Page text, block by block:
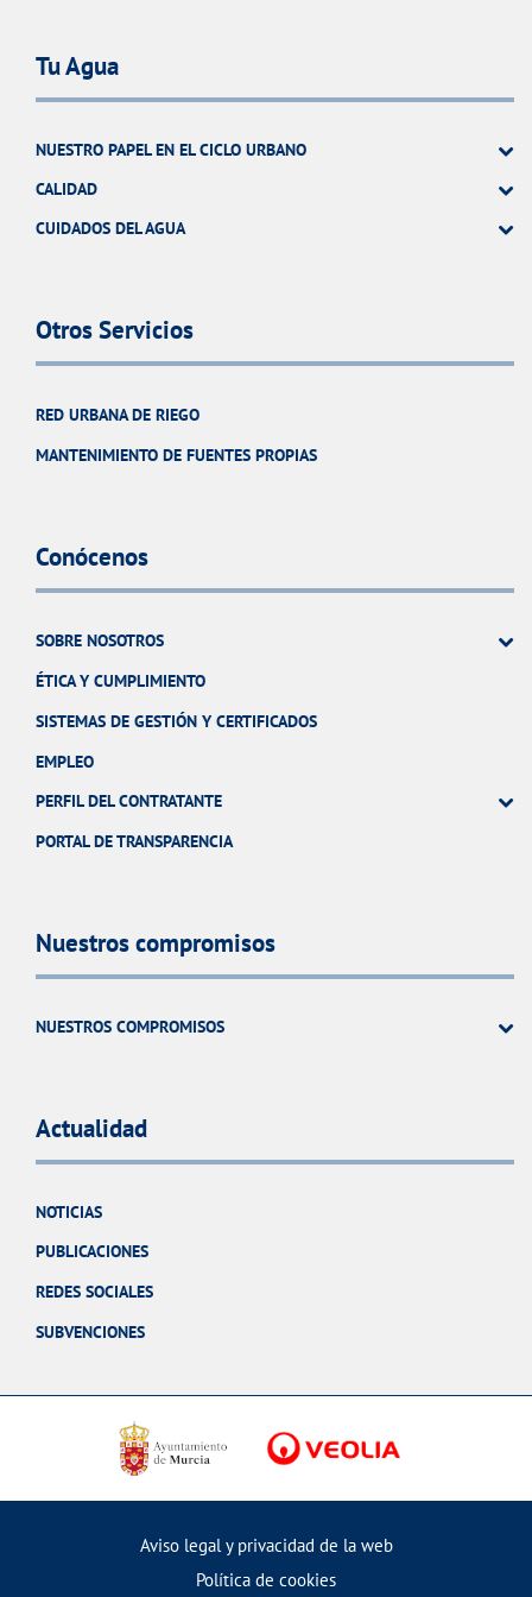
Tu Agua
NUESTRO PAPEL EN EL CICLO URBANO
CALIDAD
CUIDADOS DEL AGUA
Otros Servicios
RED URBANA DE RIEGO
MANTENIMIENTO DE FUENTES PROPIAS
Conócenos
SOBRE NOSOTROS
ÉTICA Y CUMPLIMIENTO
SISTEMAS DE GESTIÓN Y CERTIFICADOS
EMPLEO
PERFIL DEL CONTRATANTE
PORTAL DE TRANSPARENCIA
Nuestros compromisos
NUESTROS COMPROMISOS
Actualidad
NOTICIAS
PUBLICACIONES
REDES SOCIALES
SUBVENCIONES
Aviso legal y privacidad de la web
Política de cookies